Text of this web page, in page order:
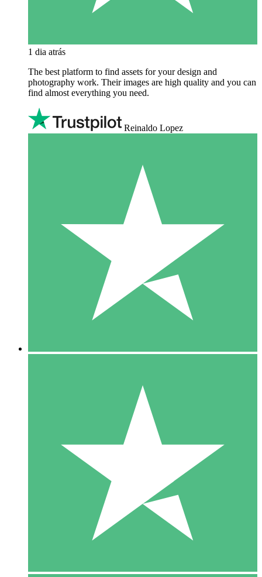
1 dia atrás
The best platform to find assets for your design and
photography work. Their images are high quality and you can
find almost everything you need.
Reinaldo Lopez